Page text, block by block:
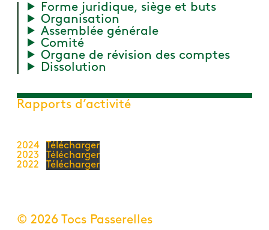
Forme juridique, siège et buts
Organisation
Assemblée générale
Comité
Organe de révision des comptes
Dissolution
Rapports d’activité
2024
Télécharger
2023
Télécharger
2022
Télécharger
© 2026 Tocs Passerelles